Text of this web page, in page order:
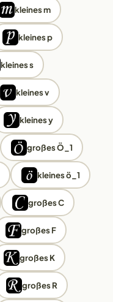
kleines m
kleines p
kleines s
kleines v
kleines y
großes Ö_1
kleines ö_1
großes C
großes F
großes K
großes R